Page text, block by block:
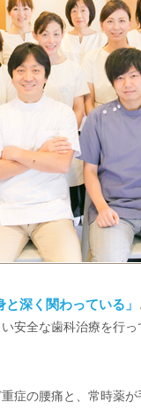
と深く関わっている」
安全な歯科治療を行
症の腰痛と、常時薬